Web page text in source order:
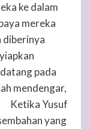
ke dalam
mereka
diberinya
pada
mendengar,
Ketika Yusuf
yang